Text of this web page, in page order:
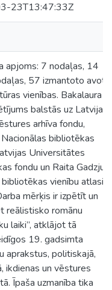
23T13:47:33Z
apjoms: 7 nodaļas, 14
57 izmantoto avotu
vienības. Bakalaura
balstās uz Latvijas
arhīva fondu,
bibliotēkas
Universitātes
fondu un Raita
vienību atlasi
mērķis ir izpētīt un
reālistisko romānu
laiki”, atklājot tā
19. gadsimta
aprakstus, politiskajā,
ikdienas un vēstures
Īpaša uzmanība tika